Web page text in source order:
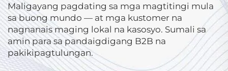
Maligayang pagdating sa mga magtitingi mula
sa buong mundo — at mga kustomer na
nagnanais maging lokal na kasosyo. Sumali sa
amin para sa pandaigdigang B2B na
pakikipagtulungan.